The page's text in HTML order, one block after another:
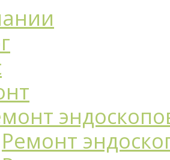
Ремонт